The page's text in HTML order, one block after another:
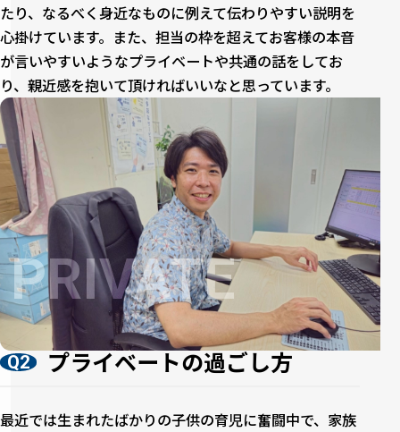
たり、なるべく身近なものに例えて伝わりやすい説明を
心掛けています。また、担当の枠を超えてお客様の本音
が言いやすいようなプライベートや共通の話をしてお
り、親近感を抱いて頂ければいいなと思っています。
Q2 プライベートの過ごし方
最近では生まれたばかりの子供の育児に奮闘中で、家族